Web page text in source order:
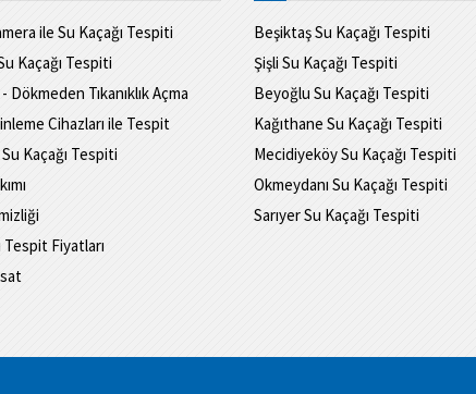
ile Su Kaçağı Tespiti
Kaçağı Tespiti
Dökmeden Tıkanıklık Açma
Cihazları ile Tespit
Kaçağı Tespiti
Tespit Fiyatları
Beşiktaş Su Kaçağı Tespiti
Şişli Su Kaçağı Tespiti
Beyoğlu Su Kaçağı Tespiti
Kağıthane Su Kaçağı Tespiti
Mecidiyeköy Su Kaçağı Tespiti
Okmeydanı Su Kaçağı Tespiti
Sarıyer Su Kaçağı Tespiti